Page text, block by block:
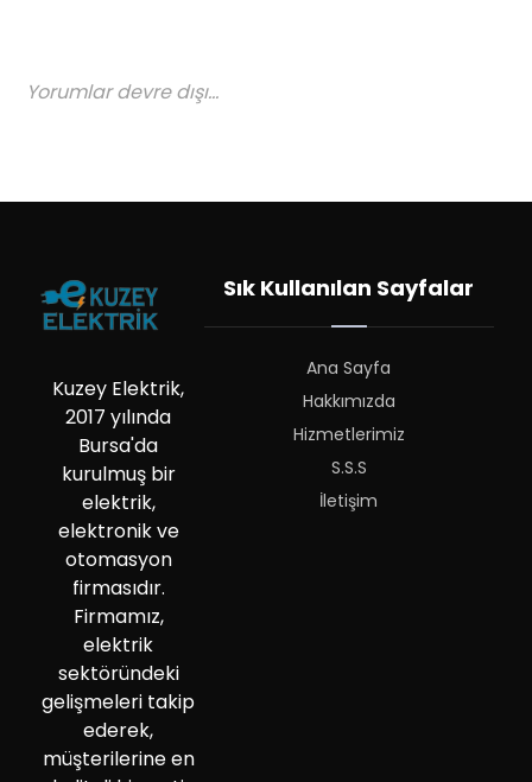
Yorumlar devre dışı...
Kuzey Elektrik,
2017 yılında
Bursa'da
kurulmuş bir
elektrik,
elektronik ve
otomasyon
firmasıdır.
Firmamız,
elektrik
sektöründeki
gelişmeleri takip
ederek,
müşterilerine en
Sık Kullanılan Sayfalar
Ana Sayfa
Hakkımızda
Hizmetlerimiz
S.S.S
İletişim